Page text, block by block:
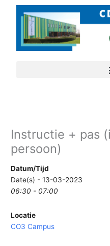
Instructie + pas
persoon)
Datum/Tijd
Date(s) - 13-03-2023
06:30 - 07:00
Locatie
CO3 Campus